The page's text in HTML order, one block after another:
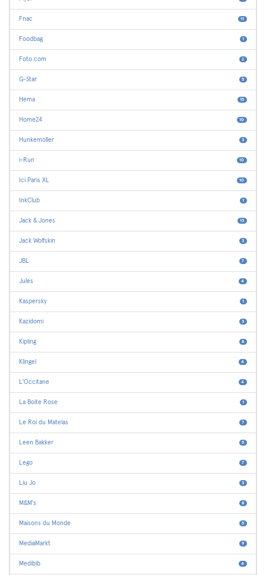
Fnac 11
Foodbag 1
Foto.com 2
G-Star 5
Hema 15
Home24 10
Hunkemoller 3
i-Run 10
Ici Paris XL 10
InkClub 1
Jack & Jones 13
Jack Wolfskin 3
JBL 7
Jules 4
Kaspersky 1
Kazidomi 3
Kipling 8
Klingel 4
L'Occitane 4
La Boite Rose 1
Le Roi du Matelas 7
Leen Bakker 5
Lego 7
Liu Jo 3
M&M's 8
Maisons du Monde 5
MediaMarkt 9
Medibib 4